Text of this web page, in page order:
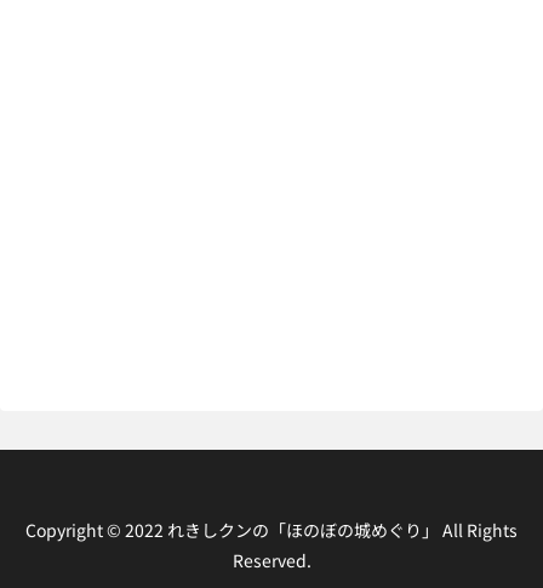
Copyright © 2022 れきしクンの「ほのぼの城めぐり」 All Rights
Reserved.